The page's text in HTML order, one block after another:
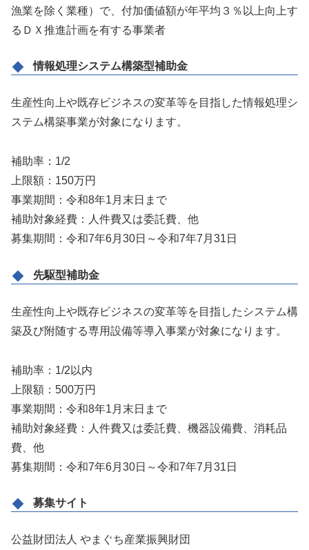
漁業を除く業種）で、付加価値額が年平均３％以上向上す
るＤＸ推進計画を有する事業者
情報処理システム構築型補助金
生産性向上や既存ビジネスの変革等を目指した情報処理シ
ステム構築事業が対象になります。
補助率：1/2
上限額：150万円
事業期間：令和8年1月末日まで
補助対象経費：人件費又は委託費、他
募集期間：令和7年6月30日～令和7年7月31日
先駆型補助金
生産性向上や既存ビジネスの変革等を目指したシステム構
築及び附随する専用設備等導入事業が対象になります。
補助率：1/2以内
上限額：500万円
事業期間：令和8年1月末日まで
補助対象経費：人件費又は委託費、機器設備費、消耗品
費、他
募集期間：令和7年6月30日～令和7年7月31日
募集サイト
公益財団法人 やまぐち産業振興財団